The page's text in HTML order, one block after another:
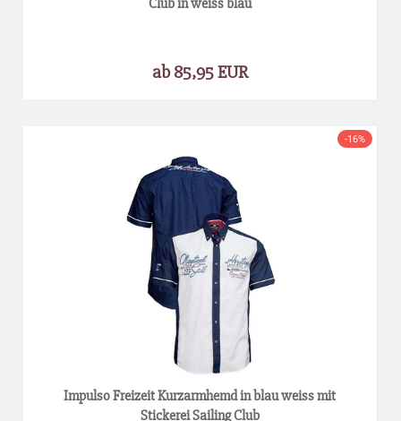
ab 85,95 EUR
-16%
Impulso Freizeit Kurzarmhemd in blau weiss mit
Stickerei Sailing Club